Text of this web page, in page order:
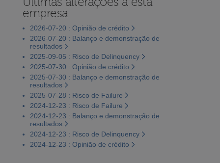
empresa
2026-07-20 : Opinião de crédito
2026-07-20 : Balanço e demonstração de
resultados
2025-09-05 : Risco de Delinquency
2025-07-30 : Opinião de crédito
2025-07-30 : Balanço e demonstração de
resultados
2025-07-28 : Risco de Failure
2024-12-23 : Risco de Failure
2024-12-23 : Balanço e demonstração de
resultados
2024-12-23 : Risco de Delinquency
2024-12-23 : Opinião de crédito